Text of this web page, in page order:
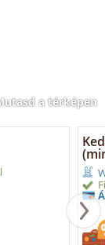
a térképen